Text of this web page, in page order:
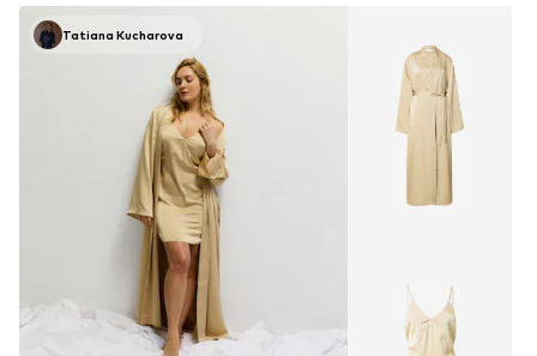
Tatiana Kucharova